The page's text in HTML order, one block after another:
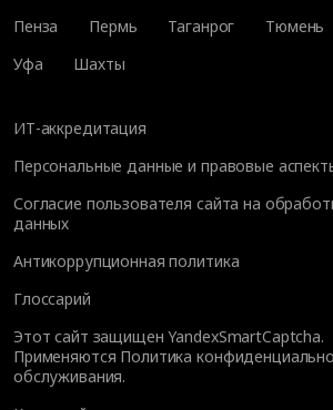
Пенза
Пермь Таганрог Тюмень
Уфа
Шахты
ИТ-аккредитация
Персональные данные и правовые
Согласие пользователя сайта на
данных
Антикоррупционная политика
Глоссарий
Этот сайт защищен YandexSmartCaptcha.
Применяются Политика
обслуживания.